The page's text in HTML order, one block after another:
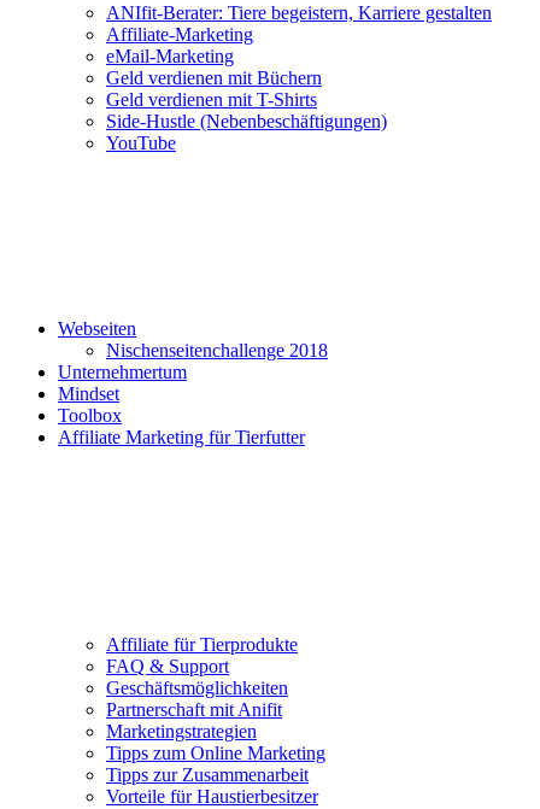
ANIfit-Berater: Tiere begeistern, Karriere gestalten
Affiliate-Marketing
eMail-Marketing
Geld verdienen mit Büchern
Geld verdienen mit T-Shirts
Side-Hustle (Nebenbeschäftigungen)
YouTube
Webseiten
Nischenseitenchallenge 2018
Unternehmertum
Mindset
Toolbox
Affiliate Marketing für Tierfutter
Affiliate für Tierprodukte
FAQ & Support
Geschäftsmöglichkeiten
Partnerschaft mit Anifit
Marketingstrategien
Tipps zum Online Marketing
Tipps zur Zusammenarbeit
Vorteile für Haustierbesitzer